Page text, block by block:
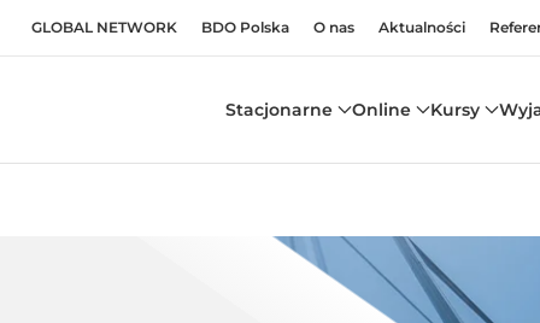
GLOBAL NETWORK BDO Polska O nas Aktualności
Stacjonarne Online Kursy